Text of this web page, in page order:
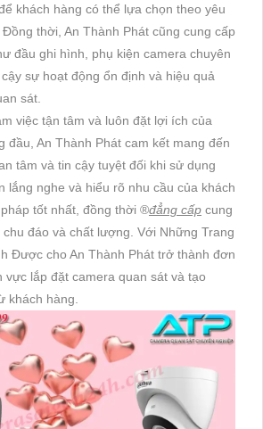
khách hàng có thể lựa chọn theo yêu
thời, An Thành Phát cũng cung cấp
đầu ghi hình, phụ kiện camera chuyên
sự hoạt động ổn định và hiệu quả
sát.
việc tận tâm và luôn đặt lợi ích của
đầu, An Thành Phát cam kết mang đến
tâm và tin cậy tuyệt đối khi sử dụng
lắng nghe và hiểu rõ nhu cầu của khách
tốt nhất, đồng thời ®️đẳng cấp cung
đáo và chất lượng. Với Những Trang
Được cho An Thành Phát trở thành đơn
vực lắp đặt camera quan sát và tạo
khách hàng.